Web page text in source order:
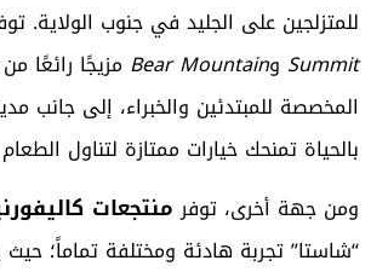
للمتزلجين على الجليد في جنوب الولاية.
Summit وBear Mountain مزيجًا رائعًا
المخصصة للمبتدئين والخبراء، إلى جانب
بالحياة تمنحك خيارات ممتازة لتناول
ومن جهة أخرى، توفرمنتجعات
“شاستا” تجربة هادئة ومختلفة تماماً؛ حيث